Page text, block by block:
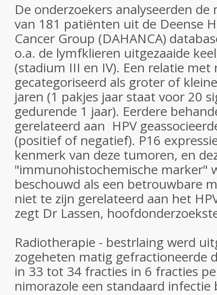
De onderzoekers analyseerden de
van 181 patiënten uit de Deense
Cancer Group (DAHANCA)
o.a. de lymfklieren uitgezaaide
(stadium III en IV). Een relatie met
gecategoriseerd als groter of
jaren (1 pakjes jaar staat voor 20
gedurende 1 jaar). Eerdere
gerelateerd aan HPV
(positief of negatief). P16
kenmerk van deze tumoren, en
"immunohistochemische marker"
beschouwd als een betrouwbare
niet te zijn gerelateerd aan het
zegt Dr Lassen,
Radiotherapie - bestrlaing werd
zogeheten matig gefractioneerde
in 33 tot 34 fracties in 6 fracties
nimorazole een standaard